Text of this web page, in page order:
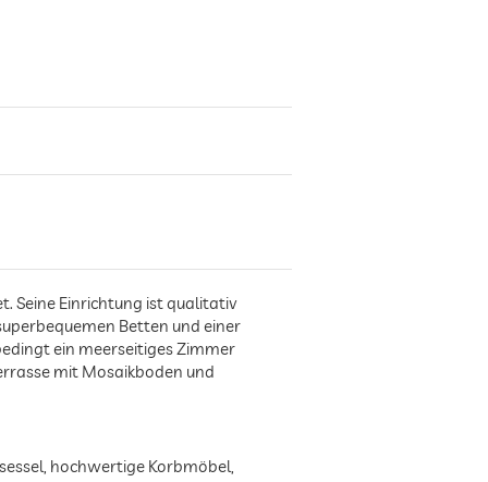
Seine Einrichtung ist qualitativ
Betten und einer
ein meerseitiges Zimmer
mit Mosaikboden und
hochwertige Korbmöbel,